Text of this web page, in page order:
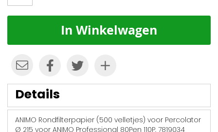
In Winkelwagen
Details
ANIMO Rondfilterpapier (500 velletjes) voor Percolator
Ø 215 voor ANIMO Professional 80Pen 110P, 7819034